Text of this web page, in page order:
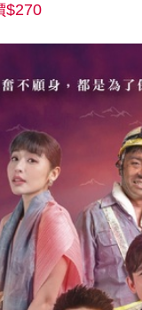
$270